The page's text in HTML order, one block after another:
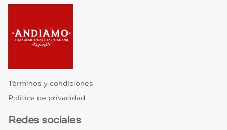
Términos y condiciones
Política de privacidad
Redes sociales